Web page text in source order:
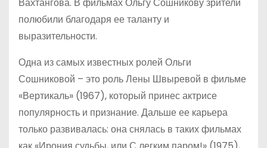
полюбили благодаря ее таланту и
выразительности.
Одна из самых известных ролей Ольги
Сошниковой – это роль Лены Швыревой в фильме
«Вертикаль» (1967), который принес актрисе
популярность и признание. Дальше ее карьера
только развивалась: она снялась в таких фильмах